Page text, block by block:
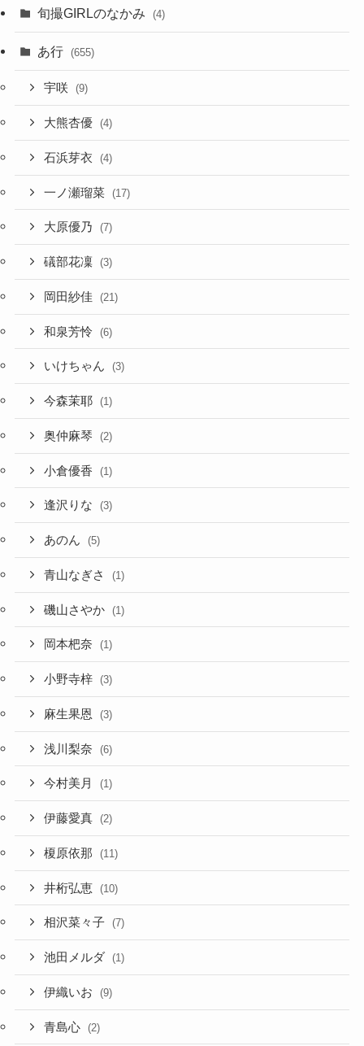
旬撮GIRLのなかみ (4)
あ行 (655)
宇咲 (9)
大熊杏優 (4)
石浜芽衣 (4)
一ノ瀬瑠菜 (17)
大原優乃 (7)
礒部花凜 (3)
岡田紗佳 (21)
和泉芳怜 (6)
いけちゃん (3)
今森茉耶 (1)
奥仲麻琴 (2)
小倉優香 (1)
逢沢りな (3)
あのん (5)
青山なぎさ (1)
磯山さやか (1)
岡本杷奈 (1)
小野寺梓 (3)
麻生果恩 (3)
浅川梨奈 (6)
今村美月 (1)
伊藤愛真 (2)
榎原依那 (11)
井桁弘恵 (10)
相沢菜々子 (7)
池田メルダ (1)
伊織いお (9)
青島心 (2)